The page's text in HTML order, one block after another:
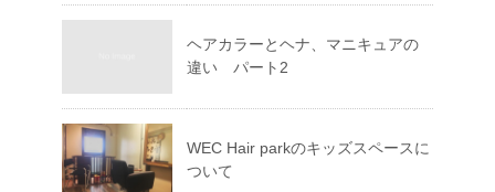
ヘアカラーとヘナ、マニキュアの
違い パート2
WEC Hair parkのキッズスペースに
ついて